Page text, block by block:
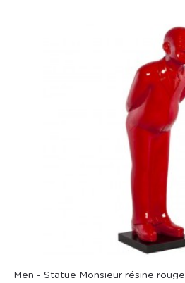
Men - Statue Monsieur résine rouge